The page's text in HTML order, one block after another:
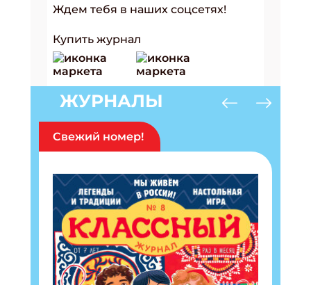
Ждем тебя в наших соцсетях!
Купить журнал
ЖУРНАЛЫ
Свежий номер!